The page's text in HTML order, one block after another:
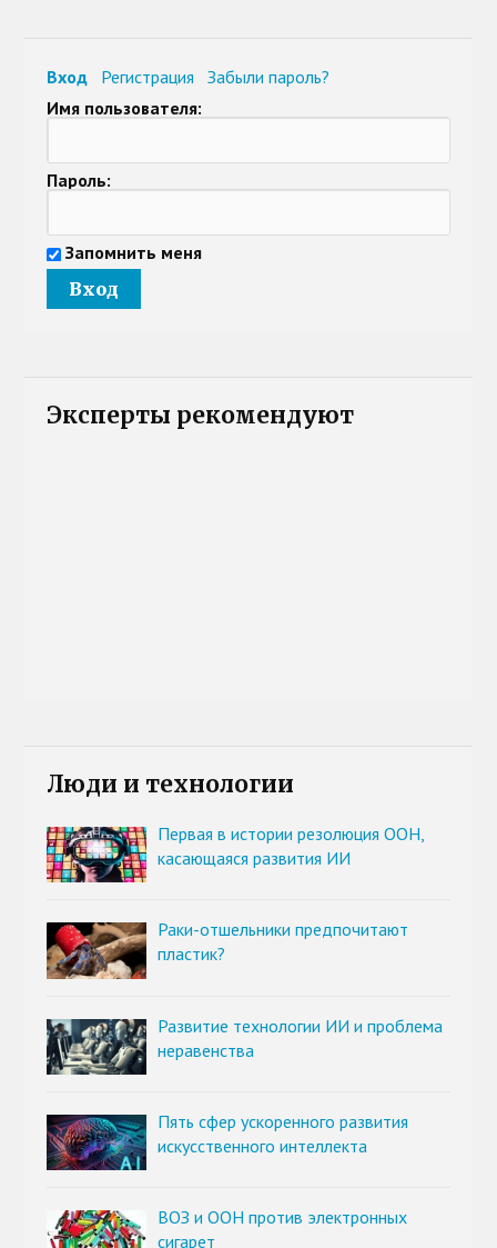
Вход Регистрация
Забыли пароль?
Имя пользователя:
Пароль:
Запомнить меня
Эксперты рекомендуют
Люди и технологии
Первая в истории резолюция ООН,
касающаяся развития ИИ
Раки-отшельники предпочитают
пластик?
Развитие технологии ИИ и проблема
неравенства
Пять сфер ускоренного развития
искусственного интеллекта
ВОЗ и ООН против электронных
сигарет